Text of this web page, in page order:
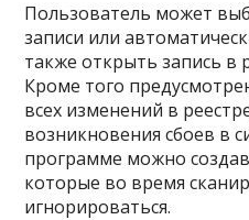
Пользователь может
записи или
также открыть запись в
Кроме того
всех изменений в
возникновения сбоев в
программе можно
которые во время
игнорироваться.